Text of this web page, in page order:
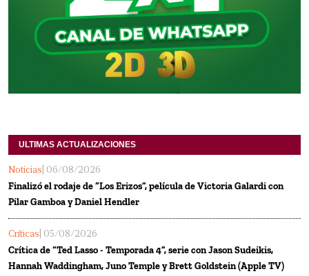
ULTIMAS ACTUALIZACIONES
Noticias | 06/08/2026
Finalizó el rodaje de “Los Erizos”, película de Victoria Galardi con
Pilar Gamboa y Daniel Hendler
Críticas | 05/08/2026
Crítica de “Ted Lasso - Temporada 4”, serie con Jason Sudeikis,
Hannah Waddingham, Juno Temple y Brett Goldstein (Apple TV)